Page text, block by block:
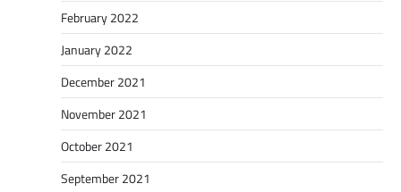
February 2022
January 2022
December 2021
November 2021
October 2021
September 2021